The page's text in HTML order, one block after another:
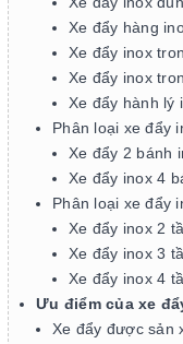
Xe đẩy hàng
Xe đẩy inox
Xe đẩy inox
Xe đẩy hành lý
Phân loại xe đẩy
Xe đẩy 2 bánh
Xe đẩy inox 4
Phân loại xe đẩy
Xe đẩy inox 2
Xe đẩy inox 3
Xe đẩy inox 4
Ưu điểm của xe
Xe đẩy được sản